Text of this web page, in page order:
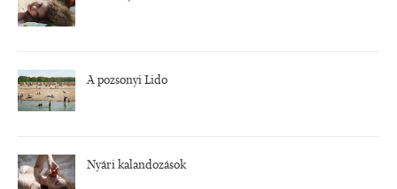
A pozsonyi Lido
Nyári kalandozások